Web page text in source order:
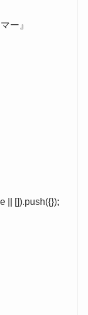
ー』
|| []).push({});